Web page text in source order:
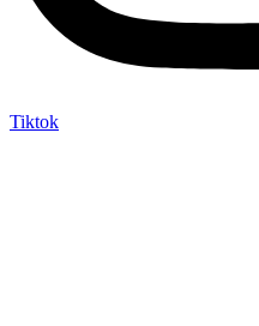
Tiktok